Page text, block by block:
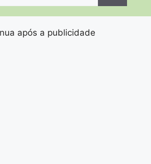
após a publicidade